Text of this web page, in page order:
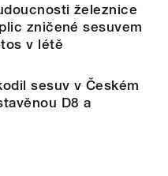
železnice
zničené sesuvem
v létě
sesuv v Českém
D8 a